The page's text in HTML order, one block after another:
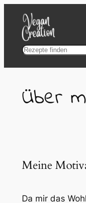
Inhalt
springen
Suchen
Über
Meine
Da mir das